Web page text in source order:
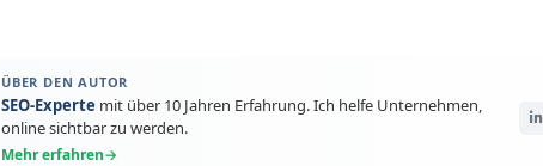
ÜBER DEN AUTOR
SEO-Experte mit über 10 Jahren Erfahrung. Ich helfe Unternehmen,
online sichtbar zu werden.
Mehr erfahren→